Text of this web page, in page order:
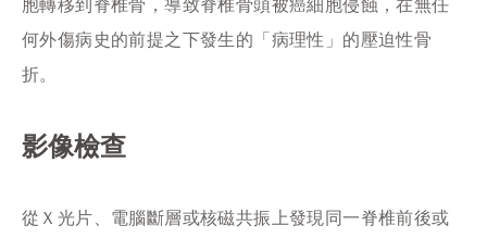
何外傷病史的前提之下發生的「病理性」的壓迫性骨
折。
影像檢查
從Ｘ光片、電腦斷層或核磁共振上發現同一脊椎前後或